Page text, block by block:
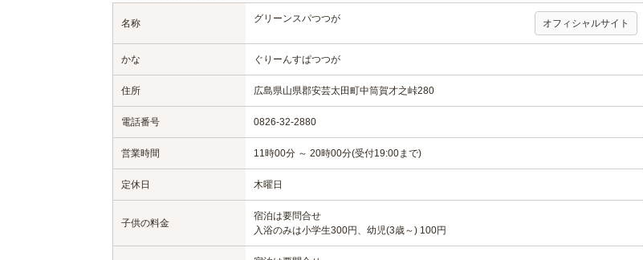
名称 グリーンスパつつが オフィシャルサイト
かな ぐりーんすぱつつが
住所 広島県山県郡安芸太田町中筒賀才之峠280
電話番号 0826-32-2880
営業時間 11時00分 ～ 20時00分(受付19:00まで)
定休日 木曜日
子供の料金
宿泊は要問合せ
入浴のみは小学生300円、幼児(3歳～) 100円